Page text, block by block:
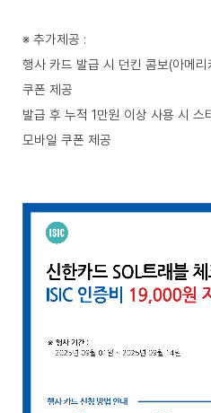
※ 추가제공 :
행사 카드 발급 시 던킨 콤보(아메
쿠폰 제공
발급 후 누적 1만원 이상 사용 시 스
모바일 쿠폰 제공